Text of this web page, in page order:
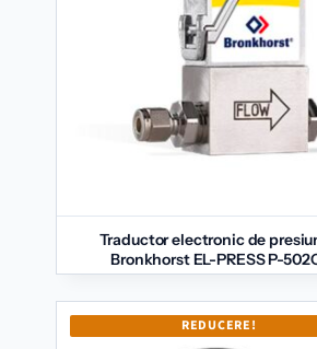
Traductor electronic de
Bronkhorst EL-PRESS P-
REDUCERE!